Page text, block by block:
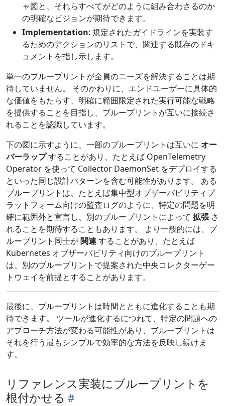
ャ図と、それらすべてがどのように組み合わさるのか
の明確なビジョンが期待できます。
Implementation: 規定されたガイドラインを実装す
るためのアクションのリストで、関連する既存のドキ
ュメントを指し示します。
単一のブループリントが全員のニーズを解決することは期
待していません。 そのかわりに、エンドユーザーに具体的
な価値をもたらす、明確に範囲限定された実行可能な戦略
を提供することを目指し、ブループリントが互いに接続さ
れることを認識しています。
下の図に示すように、一部のブループリントは互いに オー
バーラップすることがあり、たとえば OpenTelemetry
Operator を使って Collector DaemonSet をデプロイする
といった同じ設計パターンを含む可能性があります。 ある
ブループリントは、たとえば集中型オブザーバビリティプ
ラットフォーム向けの監査ログのように、特定の問題を明
確に範囲外と宣言し、別のブループリントによって 拡張さ
れることを期待することもあります。 より一般的には、ブ
ループリント同士が関連することがあり、たとえば
Kubernetes オブザーバビリティ向けのブループリント
は、別のブループリントで提案された中央コレクターゲー
トウェイを前提とすることがあります。
最後に、ブループリントは時間とともに進化することも期
待できます。 ツールが進化するにつれて、特定の問題への
アプローチ方法が変わる可能性があり、ブループリントは
それを行う最もシンプルで効率的な方法を反映し続けま
す。
リファレンス実装にブループリントを
根付かせる